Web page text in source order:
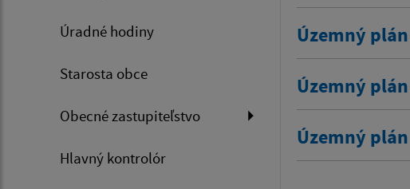
Úradné hodiny
Starosta obce
Obecné zastupiteľstvo
Hlavný kontrolór
Územný
Územný
Územný plán